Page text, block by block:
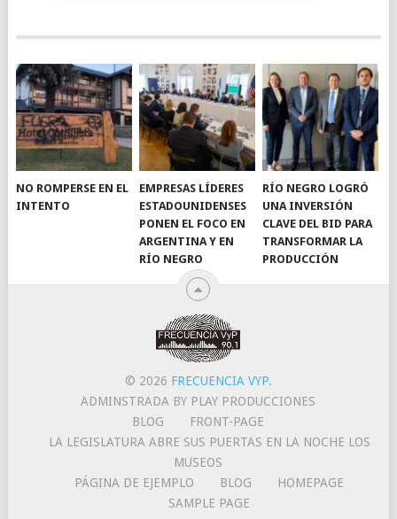
NO ROMPERSE EN EL
INTENTO
EMPRESAS LÍDERES
ESTADOUNIDENSES
PONEN EL FOCO EN
ARGENTINA Y EN
RÍO NEGRO
RÍO NEGRO LOGRÓ
UNA INVERSIÓN
CLAVE DEL BID PARA
TRANSFORMAR LA
PRODUCCIÓN
© 2026 FRECUENCIA VYP.
ADMINSTRADA BY PLAY PRODUCCIONES
BLOG
FRONT-PAGE
LA LEGISLATURA ABRE SUS PUERTAS EN LA NOCHE LOS
MUSEOS
PÁGINA DE EJEMPLO
BLOG
HOMEPAGE
SAMPLE PAGE